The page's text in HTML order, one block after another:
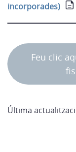
incorporades)
Feu clic
Última